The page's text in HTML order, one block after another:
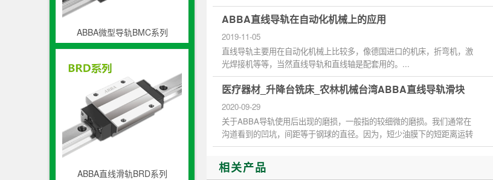
ABBA微型导轨BMC系列
ABBA直线滑轨BRD系列
削或是重力切...
ABBA直线导轨在自动化机械上的应用
2019-11-05
直线导轨主要用在自动化机械上比较多，像德国进口的机床，折弯机，激
光焊接机等等，当然直线导轨和直线轴是配套用的。...
医疗器材_升降台铣床_农林机械台湾ABBA直线导轨滑块
2020-09-29
关于ABBA导轨使用后出现的磨损，一般指的较细微的磨损。我们通常在
沟道看到的凹坑，间距等于钢球的直径。因为，短少油膜下的短距离运转
和轰动中AB...
相关产品